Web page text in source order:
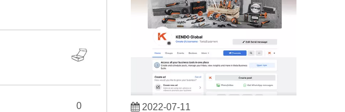
0
2022-07-11